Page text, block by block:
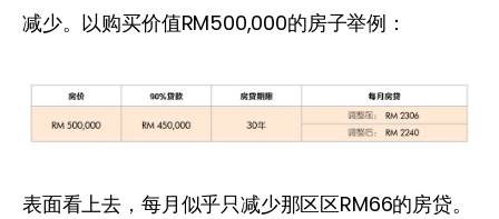
减少。以购买价值RM500,000的房子举例：
表面看上去，每月似乎只减少那区区RM66的房贷。